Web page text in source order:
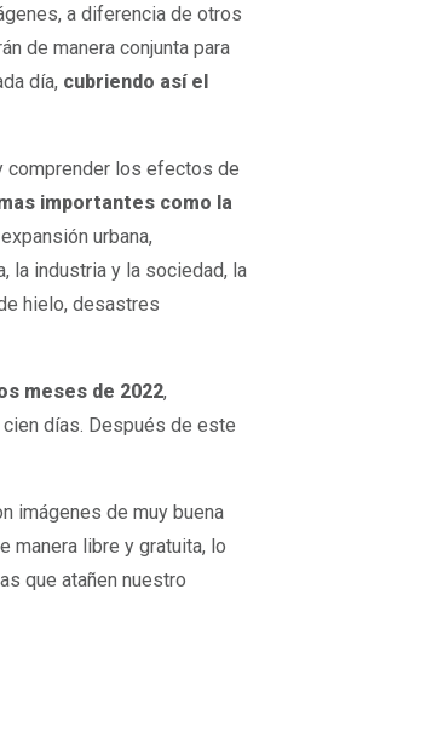
a diferencia de otros
de manera conjunta para
día, cubriendo así el
comprender los efectos de
importantes como la
urbana,
la industria y la sociedad, la
hielo, desastres
meses de 2022,
días. Después de este
imágenes de muy buena
manera libre y gratuita, lo
que atañen nuestro